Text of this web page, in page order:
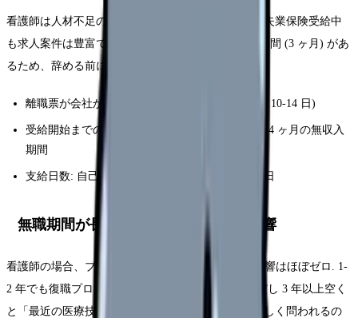
看護師は人材不足のため、ハローワーク登録すれば失業保険受給中
も求人案件は豊富です. 自己都合退職でも受給制限期間 (3 ヶ月) があ
るため、辞める前に必ず以下を確認:
離職票が会社から発行されるタイミング (退職後 10-14 日)
受給開始までの待期 7 日 + 給付制限 3 ヶ月 = 約 4 ヶ月の無収入
期間
支給日数: 自己都合 90-150 日 / 会社都合 90-330 日
無職期間が長引いた場合のキャリア影響
看護師の場合、ブランク 6 ヶ月以内なら採用への影響はほぼゼロ. 1-
2 年でも復職プログラムを利用すれば問題なし. ただし 3 年以上空く
と「最近の医療技術についていけるか」を面接で詳しく問われるの